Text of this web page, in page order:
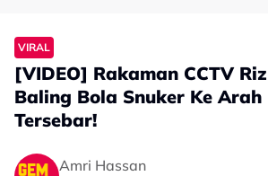
VIRAL
[VIDEO] Rakaman CCTV
Baling Bola Snuker Ke Arah
Tersebar!
Amri Hassan